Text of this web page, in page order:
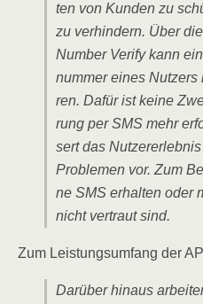
ten von Kun­den zu
zu ver­hin­dern. Über
Num­ber Veri­fy kann
num­mer eines
ren. Dafür ist kei­ne
rung per SMS mehr
sert das
Pro­ble­men vor. Zum
ne SMS erhal­ten oder
nicht ver­traut sind.
Zum Leis­tungs­um­fang der
Dar­über hin­aus